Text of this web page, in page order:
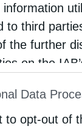
information
to third
the further
on the
of
parties.
Data
to opt-out of
την